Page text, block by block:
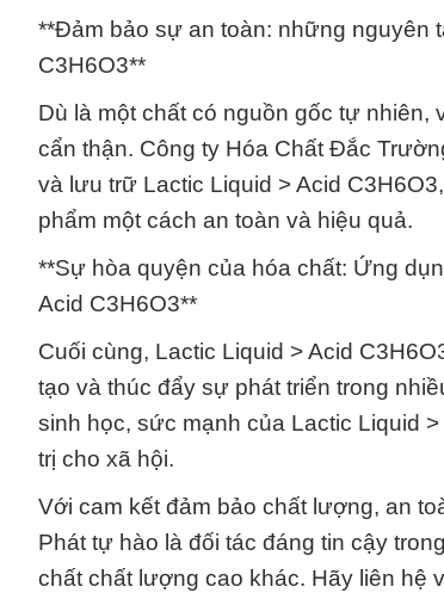
**Đảm bảo sự an toàn: những nguyên
C3H6O3**
Dù là một chất có nguồn gốc tự
cẩn thận. Công ty Hóa Chất Đắc
và lưu trữ Lactic Liquid > Acid
phẩm một cách an toàn và hiệu quả.
**Sự hòa quyện của hóa chất: Ứng
Acid C3H6O3**
Cuối cùng, Lactic Liquid > Acid
tạo và thúc đẩy sự phát triển trong
sinh học, sức mạnh của Lactic Liquid
trị cho xã hội.
Với cam kết đảm bảo chất lượng, an
Phát tự hào là đối tác đáng tin cậy
chất chất lượng cao khác. Hãy liên hệ